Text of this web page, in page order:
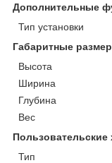
Дополнительные
Тип установки
Габаритные
Высота
Ширина
Глубина
Вес
Пользовательские
Тип